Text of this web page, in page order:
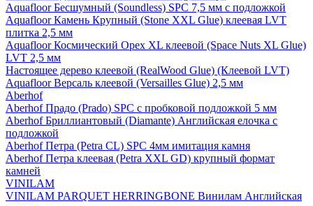
Aquafloor Бесшумный (Soundless) SPC 7,5 мм с подложкой
Aquafloor Камень Крупный (Stone XXL Glue) клеевая LVT
плитка 2,5 мм
Aquafloor Космический Орех XL клеевой (Space Nuts XL Glue)
LVT 2,5 мм
Настоящее дерево клеевой (RealWood Glue) (Клеевой LVT)
Aquafloor Версаль клеевой (Versailles Glue) 2,5 мм
Aberhof
Aberhof Прадо (Prado) SPC с пробковой подложкой 5 мм
Aberhof Бриллиантовый (Diamante) Английская елочка с
подложкой
Aberhof Петра (Petra CL) SPC 4мм имитация камня
Aberhof Петра клеевая (Petra XXL GD) крупный формат
камней
VINILAM
VINILAM PARQUET HERRINGBONE Винилам Английская